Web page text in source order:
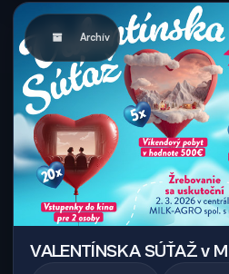
Archív
VALENTÍNSKA SÚŤAŽ v